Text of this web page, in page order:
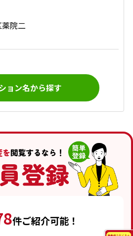
院二
ョン名から探す
件ご紹介可能！